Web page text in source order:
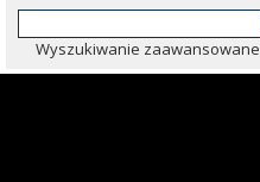
Wyszukiwanie zaawansowane